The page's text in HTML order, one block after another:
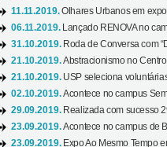
11.11.2019.Olhares Urbanos em
06.11.2019.
Lançado RENOVA no
31.10.2019. Roda de Conversa com
21.10.2019.Abstracionismo no
21.10.2019. USP seleciona
02.10.2019.Acontece no campus
29.09.2019. Realizada com sucesso
23.09.2019.Acontece no campus de
23.09.2019. Expo Ao Mesmo Tempo